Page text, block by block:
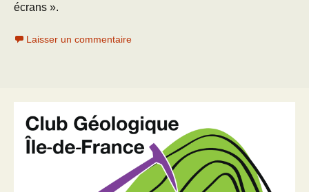
écrans ».
Laisser un commentaire